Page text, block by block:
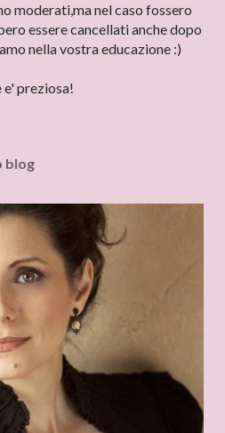
moderati,ma nel caso fossero
essere cancellati anche dopo
nella vostra educazione :)
e' preziosa!
blog